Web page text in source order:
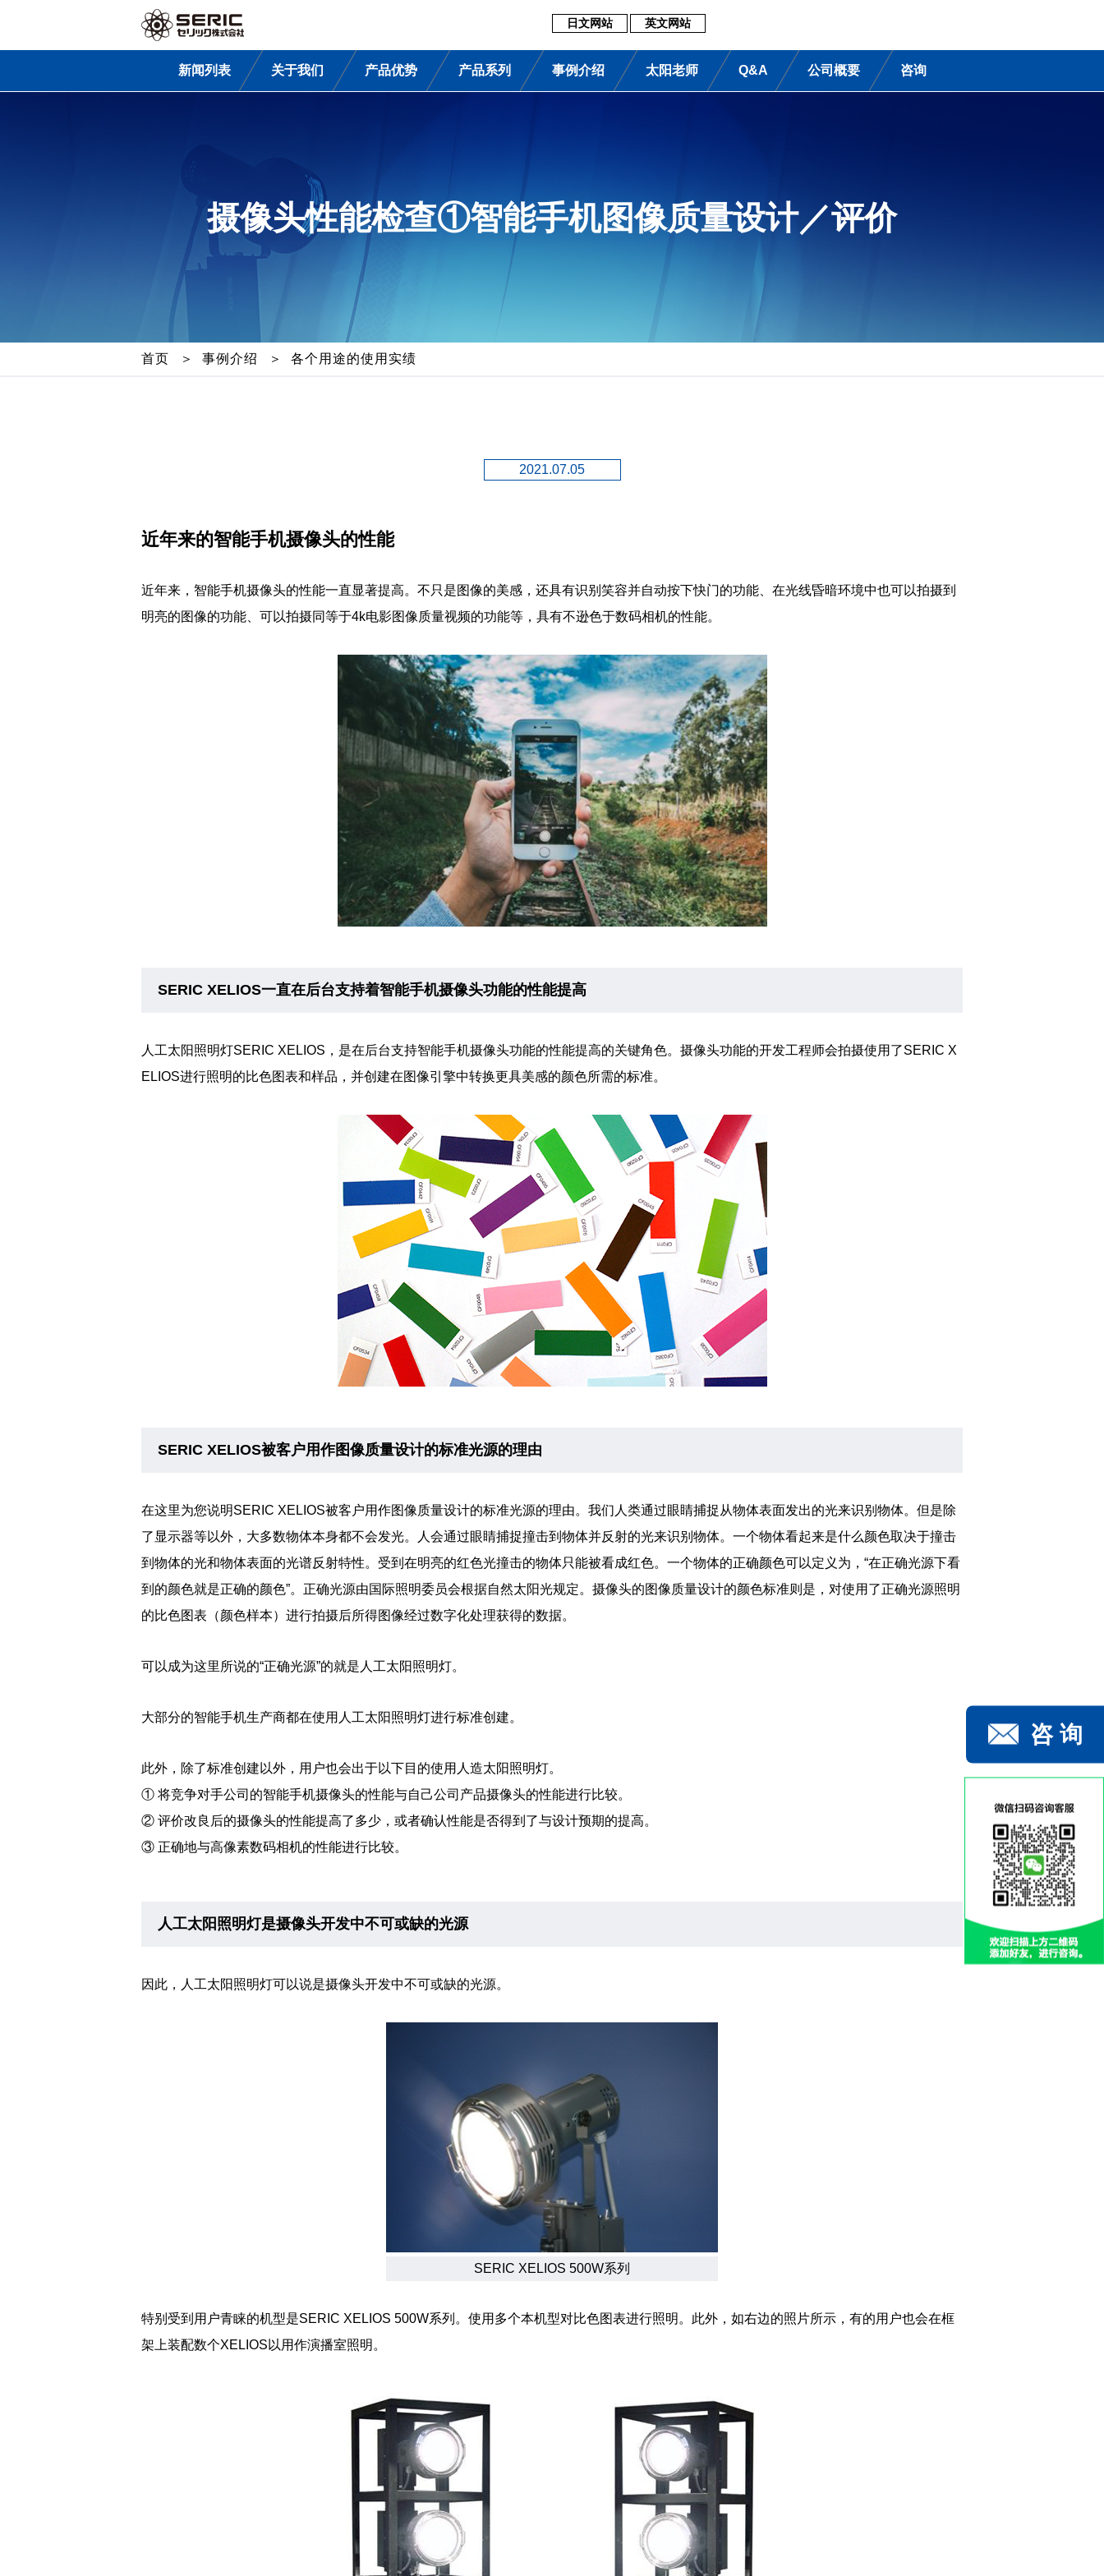
咨 询
日文网站 英文网站
新闻列表 关于我们 产品优势 产品系列 事例介绍 太阳老师 Q&A 公司概要 咨询
摄像头性能检查①智能手机图像质量设计／评价
首页 事例介绍 各个用途的使用实绩
2021.07.05
近年来的智能手机摄像头的性能
近年来，智能手机摄像头的性能一直显著提高。不只是图像的美感，还具有识别笑容并自动按下快门的功能、在光线昏暗环境中也可以拍摄到
明亮的图像的功能、可以拍摄同等于4k电影图像质量视频的功能等，具有不逊色于数码相机的性能。
SERIC XELIOS一直在后台支持着智能手机摄像头功能的性能提高
人工太阳照明灯SERIC XELIOS，是在后台支持智能手机摄像头功能的性能提高的关键角色。摄像头功能的开发工程师会拍摄使用了SERIC X
ELIOS进行照明的比色图表和样品，并创建在图像引擎中转换更具美感的颜色所需的标准。
SERIC XELIOS被客户用作图像质量设计的标准光源的理由
在这里为您说明SERIC XELIOS被客户用作图像质量设计的标准光源的理由。我们人类通过眼睛捕捉从物体表面发出的光来识别物体。但是除
了显示器等以外，大多数物体本身都不会发光。人会通过眼睛捕捉撞击到物体并反射的光来识别物体。一个物体看起来是什么颜色取决于撞击
到物体的光和物体表面的光谱反射特性。受到在明亮的红色光撞击的物体只能被看成红色。一个物体的正确颜色可以定义为，“在正确光源下看
到的颜色就是正确的颜色”。正确光源由国际照明委员会根据自然太阳光规定。摄像头的图像质量设计的颜色标准则是，对使用了正确光源照明
的比色图表（颜色样本）进行拍摄后所得图像经过数字化处理获得的数据。
可以成为这里所说的“正确光源”的就是人工太阳照明灯。
大部分的智能手机生产商都在使用人工太阳照明灯进行标准创建。
此外，除了标准创建以外，用户也会出于以下目的使用人造太阳照明灯。
① 将竞争对手公司的智能手机摄像头的性能与自己公司产品摄像头的性能进行比较。
② 评价改良后的摄像头的性能提高了多少，或者确认性能是否得到了与设计预期的提高。
③ 正确地与高像素数码相机的性能进行比较。
人工太阳照明灯是摄像头开发中不可或缺的光源
因此，人工太阳照明灯可以说是摄像头开发中不可或缺的光源。
SERIC XELIOS 500W系列
特别受到用户青睐的机型是SERIC XELIOS 500W系列。使用多个本机型对比色图表进行照明。此外，如右边的照片所示，有的用户也会在框
架上装配数个XELIOS以用作演播室照明。